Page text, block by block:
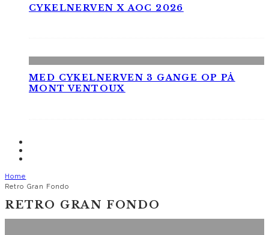
CYKELNERVEN X AOC 2026
MED CYKELNERVEN 3 GANGE OP PÅ
MONT VENTOUX
Home
Retro Gran Fondo
RETRO GRAN FONDO